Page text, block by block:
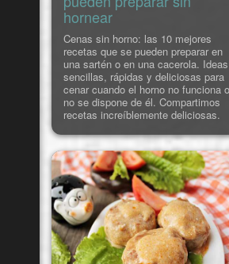
hornear
Cenas sin horno: las 10 mejores
recetas que se pueden preparar en
una sartén o en una cacerola. Ideas
sencillas, rápidas y deliciosas para
cenar cuando el horno no funciona o
no se dispone de él. Compartimos
recetas increíblemente deliciosas.